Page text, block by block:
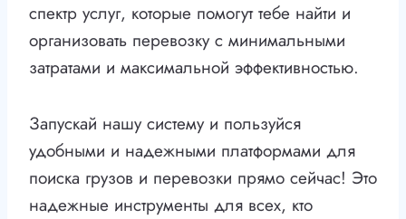
спектр услуг, которые помогут тебе найти и
организовать перевозку с минимальными
затратами и максимальной эффективностью.
Запускай нашу систему и пользуйся
удобными и надежными платформами для
поиска грузов и перевозки прямо сейчас! Это
надежные инструменты для всех, кто